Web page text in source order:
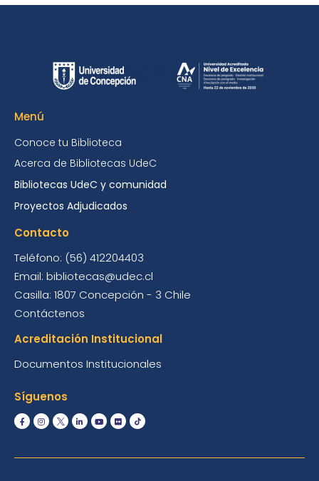
Menú
Conoce tu Biblioteca
Acerca de Bibliotecas UdeC
Bibliotecas UdeC y comunidad
Proyectos Adjudicados
Contacto
Teléfono: (56) 412204403
Email: bibliotecas@udec.cl
Casilla: 1807 Concepción - 3 Chile
Contáctenos
Acreditación Institucional
Documentos Institucionales
Síguenos